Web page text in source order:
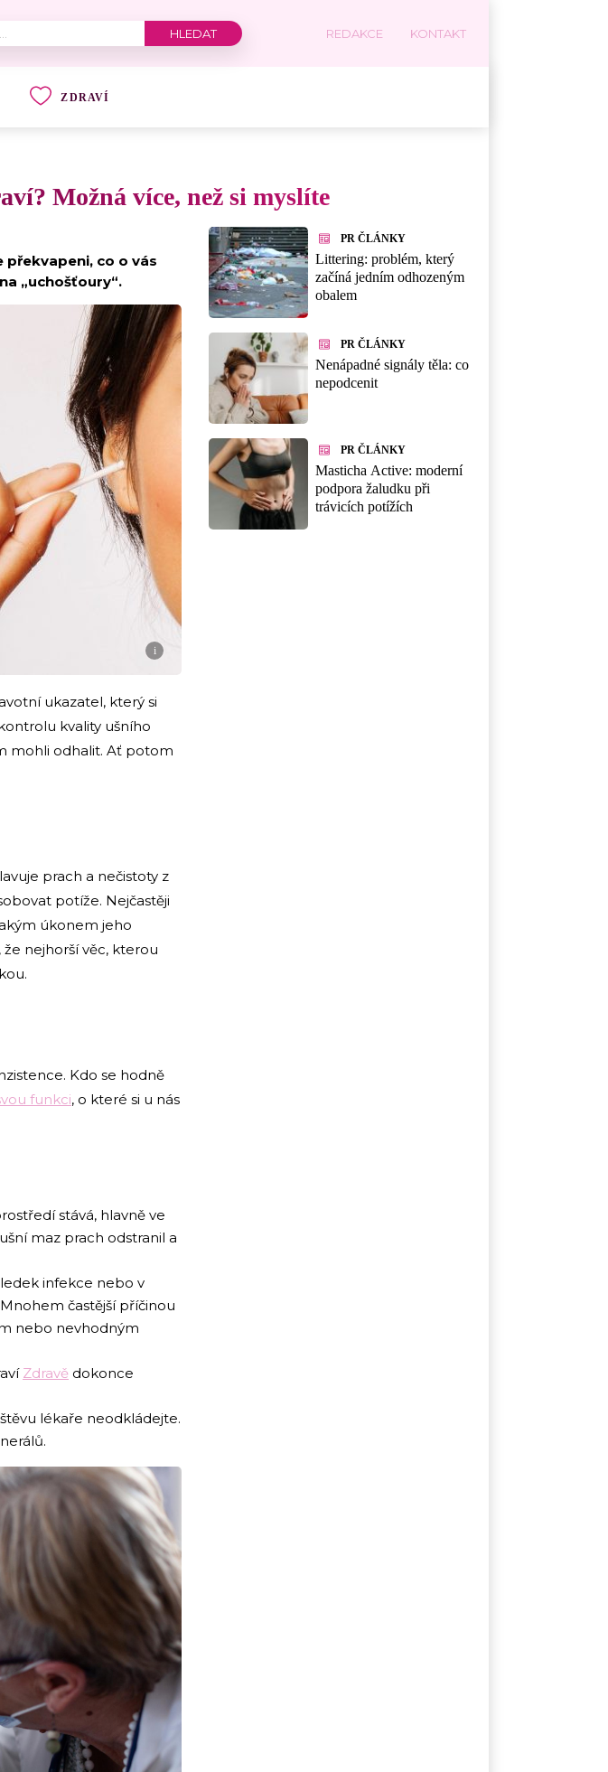
REDAKCE KONTAKT
ZDRAVÍ
Možná více, než si myslíte
co o vás
„uchošťoury“.
i
ukazatel, který si
kvality ušního
mohli odhalit. Ať potom
prach a nečistoty z
potíže. Nejčastěji
úkonem jeho
že nejhorší věc, kterou
Kdo se hodně
funkci, o které si u nás
stává, hlavně ve
maz prach odstranil a
infekce nebo v
častější příčinou
nebo nevhodným
Zdravě dokonce
lékaře neodkládejte.
PR ČLÁNKY
Littering: problém, který
začíná jedním odhozeným
obalem
PR ČLÁNKY
Nenápadné signály těla: co
nepodcenit
PR ČLÁNKY
Masticha Active: moderní
podpora žaludku při
trávicích potížích